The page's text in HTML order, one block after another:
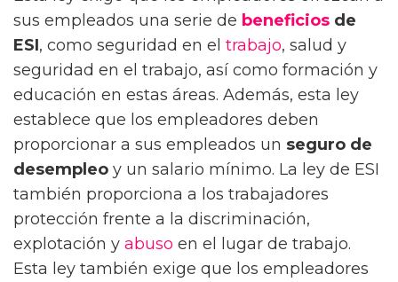
sus empleados una serie de beneficios de
ESI, como seguridad en el trabajo, salud y
seguridad en el trabajo, así como formación y
educación en estas áreas. Además, esta ley
establece que los empleadores deben
proporcionar a sus empleados un seguro de
desempleo y un salario mínimo. La ley de ESI
también proporciona a los trabajadores
protección frente a la discriminación,
explotación y abuso en el lugar de trabajo.
Esta ley también exige que los empleadores